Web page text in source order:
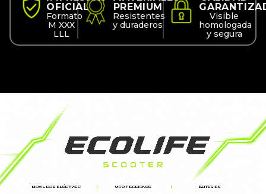
OFICIAL
Formato
M XXX
LLL
PREMIUM
Resistentes
y duraderos
Visible
homologada
y segura